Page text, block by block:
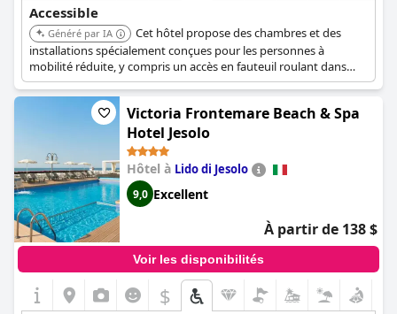
Accessible
Généré par IA
Cet hôtel propose des chambres et des
installations spécialement conçues pour les personnes à
mobilité réduite, y compris un accès en fauteuil roulant dans
toute la propriété. Il offre également un parking accessible aux
fauteuils roulants et des toilettes et salles de bains accessibles.
Victoria Frontemare Beach & Spa
Hotel Jesolo
Hôtel à Lido di Jesolo
9,0 Excellent
À partir de 138 $
Voir les disponibilités
$